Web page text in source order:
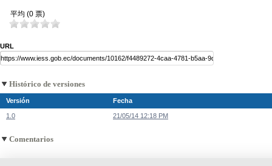
平均 (0 票)
URL
Histórico de versiones
Versión Fecha
1.0 21/05/14 12:18 PM
Comentarios